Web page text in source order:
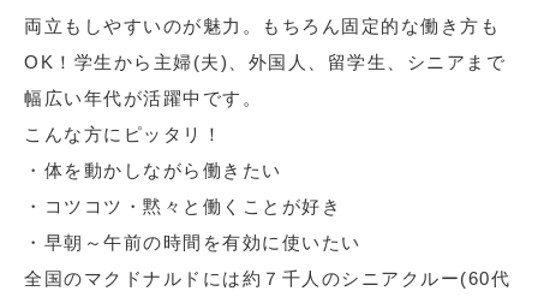
両立もしやすいのが魅力。もちろん固定的な働き方も
OK！学生から主婦(夫)、外国人、留学生、シニアまで
幅広い年代が活躍中です。
こんな方にピッタリ！
・体を動かしながら働きたい
・コツコツ・黙々と働くことが好き
・早朝～午前の時間を有効に使いたい
全国のマクドナルドには約７千人のシニアクルー(60代